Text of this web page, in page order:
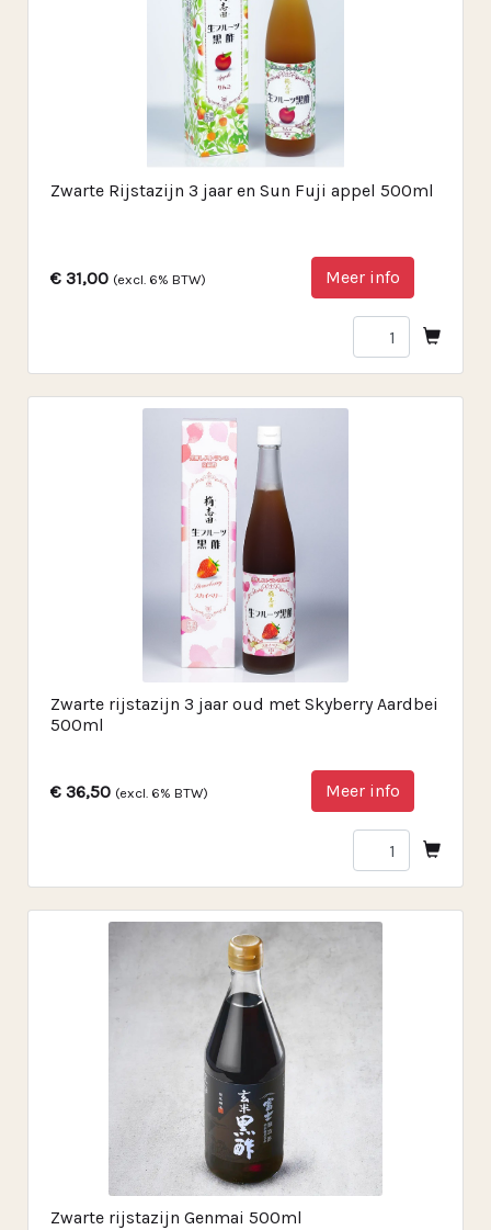
Zwarte Rijstazijn 3 jaar en Sun Fuji appel 500ml
€ 31,00 (excl. 6% BTW) Meer info
Zwarte rijstazijn 3 jaar oud met Skyberry Aardbei
500ml
€ 36,50 (excl. 6% BTW) Meer info
Zwarte rijstazijn Genmai 500ml